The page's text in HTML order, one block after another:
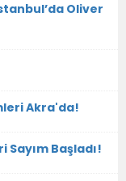
Oliver
Akra'da!
Sayım Başladı!